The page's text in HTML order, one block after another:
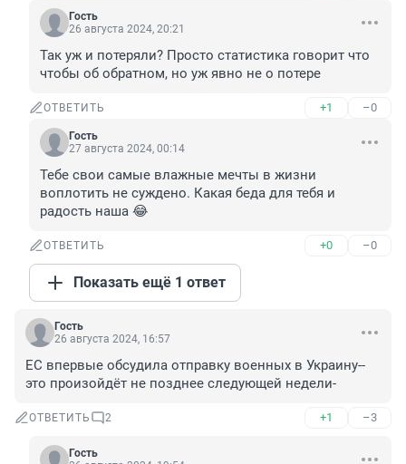
Гость
26 августа 2024, 20:21
Так уж и потеряли? Просто статистика говорит что
чтобы об обратном, но уж явно не о потере
ОТВЕТИТЬ +1 –0
Гость
27 августа 2024, 00:14
Тебе свои самые влажные мечты в жизни
воплотить не суждено. Какая беда для тебя и
радость наша 😂
ОТВЕТИТЬ +0 –0
Показать ещё 1 ответ
Гость
26 августа 2024, 16:57
ЕС впервые обсудила отправку военных в Украину--
это произойдёт не позднее следующей недели-
ОТВЕТИТЬ 2 +1 –3
Гость